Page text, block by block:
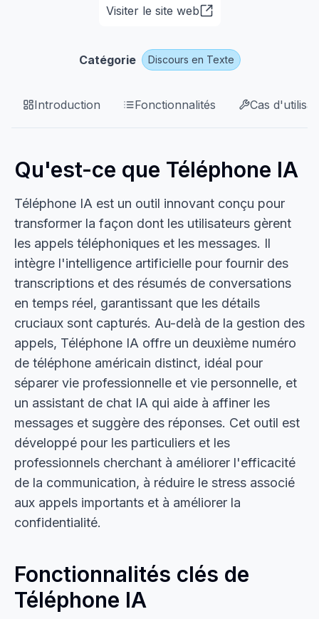
Visiter le site web
Catégorie Discours en Texte
Introduction Fonctionnalités Cas
Qu'est-ce que Téléphone IA
Téléphone IA est un outil innovant conçu pour
transformer la façon dont les utilisateurs gèrent
les appels téléphoniques et les messages. Il
intègre l'intelligence artificielle pour fournir des
transcriptions et des résumés de conversations
en temps réel, garantissant que les détails
cruciaux sont capturés. Au-delà de la gestion des
appels, Téléphone IA offre un deuxième numéro
de téléphone américain distinct, idéal pour
séparer vie professionnelle et vie personnelle, et
un assistant de chat IA qui aide à affiner les
messages et suggère des réponses. Cet outil est
développé pour les particuliers et les
professionnels cherchant à améliorer l'efficacité
de la communication, à réduire le stress associé
aux appels importants et à améliorer la
confidentialité.
Fonctionnalités clés de
Téléphone IA